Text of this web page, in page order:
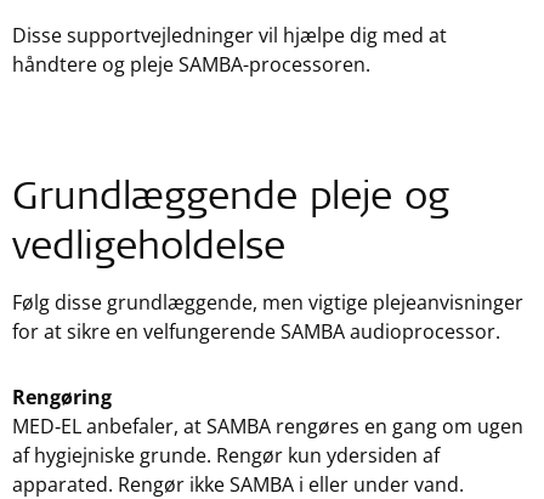
Disse supportvejledninger vil hjælpe dig med at
håndtere og pleje SAMBA-processoren.
Grundlæggende pleje og
vedligeholdelse
Følg disse grundlæggende, men vigtige plejeanvisninger
for at sikre en velfungerende SAMBA audioprocessor.
Rengøring
MED‑EL anbefaler, at SAMBA rengøres en gang om ugen
af hygiejniske grunde. Rengør kun ydersiden af
apparated. Rengør ikke SAMBA i eller under vand.